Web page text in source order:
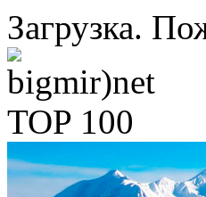
Загрузка.